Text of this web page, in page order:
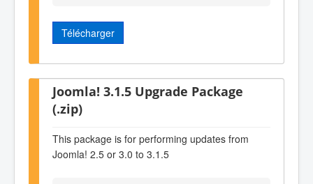
Télécharger
Joomla! 3.1.5 Upgrade Package
(.zip)
This package is for performing updates from
Joomla! 2.5 or 3.0 to 3.1.5